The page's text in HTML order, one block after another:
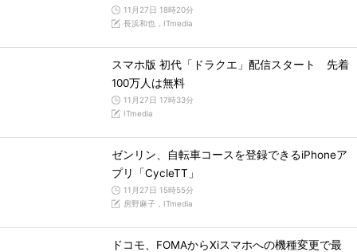
11月27日 18時20分
長浜和也，ITmedia
スマホ版 初代「ドラクエ」配信スタート 先着
100万人は無料
11月27日 17時33分
ITmedia
ゼンリン、自転車コースを登録できるiPhoneア
プリ「CycleTT」
11月27日 15時55分
房野麻子，ITmedia
ドコモ、FOMAからXiスマホへの機種変更で最